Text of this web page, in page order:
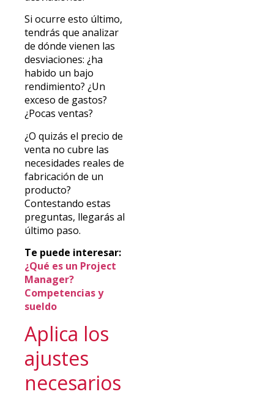
Si ocurre esto último,
tendrás que analizar
de dónde vienen las
desviaciones: ¿ha
habido un bajo
rendimiento? ¿Un
exceso de gastos?
¿Pocas ventas?
¿O quizás el precio de
venta no cubre las
necesidades reales de
fabricación de un
producto?
Contestando estas
preguntas, llegarás al
último paso.
Te puede interesar:
¿Qué es un Project
Manager?
Competencias y
sueldo
Aplica los
ajustes
necesarios